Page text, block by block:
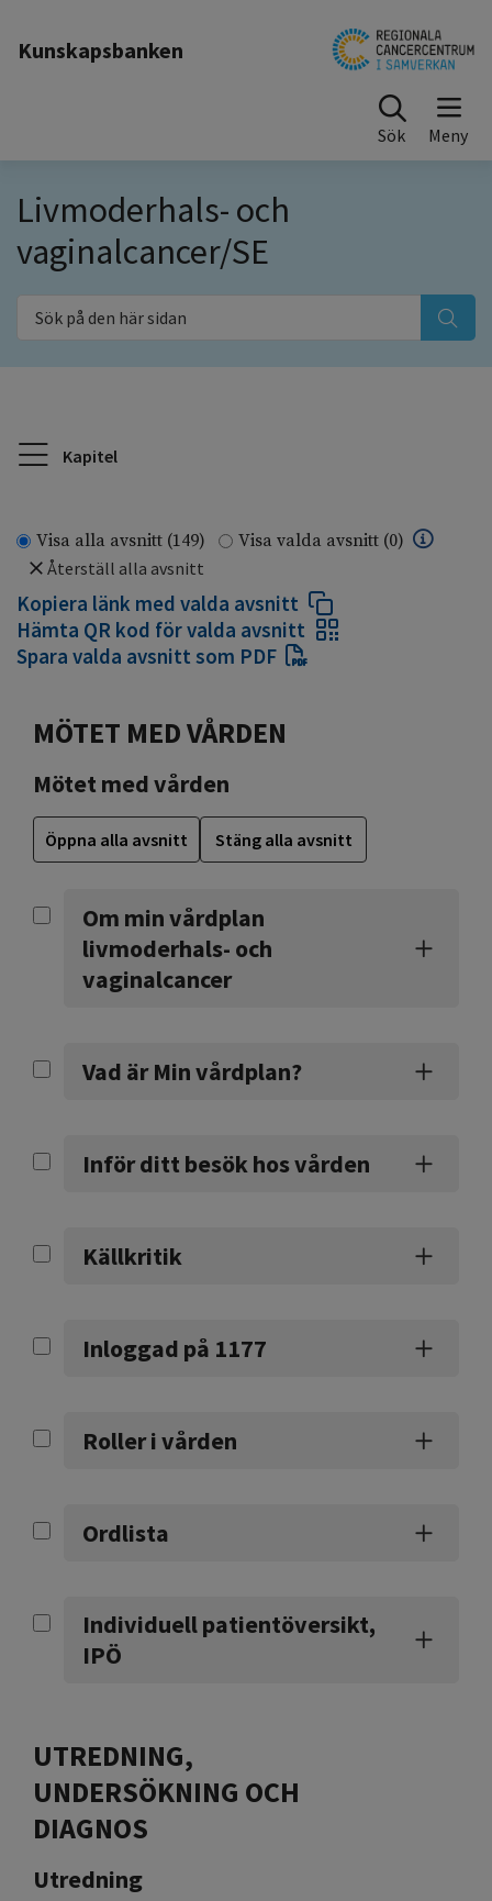
Kunskapsbanken
Sök
Livmoderhals- och
vaginalcancer/SE
Sök på den här sidan
Kapitel
Visa alla avsnitt (149) Visa valda avsnitt (0)
Återställ alla avsnitt
Kopiera länk med valda avsnitt
Hämta QR kod för valda avsnitt
Spara valda avsnitt som PDF
MÖTET MED VÅRDEN
Mötet med vården
Öppna alla avsnitt Stäng alla avsnitt
Om min vårdplan
livmoderhals- och
vaginalcancer
Vad är Min vårdplan?
Inför ditt besök hos vården
Källkritik
Inloggad på 1177
Roller i vården
Ordlista
Individuell patientöversikt,
IPÖ
UTREDNING,
UNDERSÖKNING OCH
DIAGNOS
Utredning